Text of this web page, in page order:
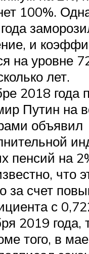
100%.
и
на уровне
лет.
2018 года
Путин на
объявил
пенсий на
что
за счет
с
2019 года,
того, в